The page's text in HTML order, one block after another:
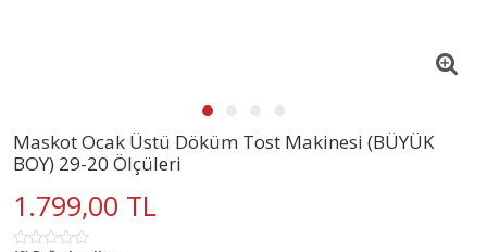
Maskot Ocak Üstü Döküm Tost Makinesi (BÜYÜK
BOY) 29-20 Ölçüleri
1.799,00 TL